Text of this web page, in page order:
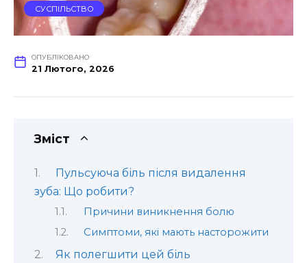
СУСПІЛЬСТВО
ОПУБЛІКОВАНО
21 Лютого, 2026
Зміст
Пульсуюча біль після видалення
зуба: Що робити?
Причини виникнення болю
Симптоми, які мають насторожити
Як полегшити цей біль